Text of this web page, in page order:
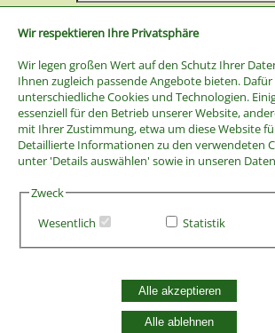
Wir respektieren Ihre Privatsphäre
Wir legen großen Wert auf den Schutz Ihrer
Ihnen zugleich passende Angebote bieten.
unterschiedliche Cookies und Technologien.
essenziell für den Betrieb unserer Website,
mit Ihrer Zustimmung, etwa um diese Website
Detaillierte Informationen zu den verwendeten
unter 'Details auswählen' sowie in unseren
Zweck
Wesentlich
Statistik
Alle akzeptieren
Alle ablehnen
Widerrufsbelehrung
Vertrag widerrufen
Datenschutzerklärung